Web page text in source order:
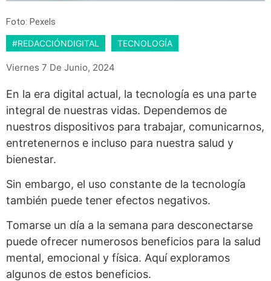
Foto: Pexels
#REDACCIÓNDIGITAL TECNOLOGÍA
Viernes 7 De Junio, 2024
En la era digital actual, la tecnología es una parte
integral de nuestras vidas. Dependemos de
nuestros dispositivos para trabajar, comunicarnos,
entretenernos e incluso para nuestra salud y
bienestar.
Sin embargo, el uso constante de la tecnología
también puede tener efectos negativos.
Tomarse un día a la semana para desconectarse
puede ofrecer numerosos beneficios para la salud
mental, emocional y física. Aquí exploramos
algunos de estos beneficios.